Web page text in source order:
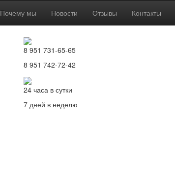
Почему мы Новости Отзывы Контакты
8 951 731-65-65
8 951 742-72-42
24 часа в сутки
7 дней в неделю